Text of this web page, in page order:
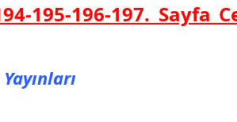
195-196-197. Sayfa